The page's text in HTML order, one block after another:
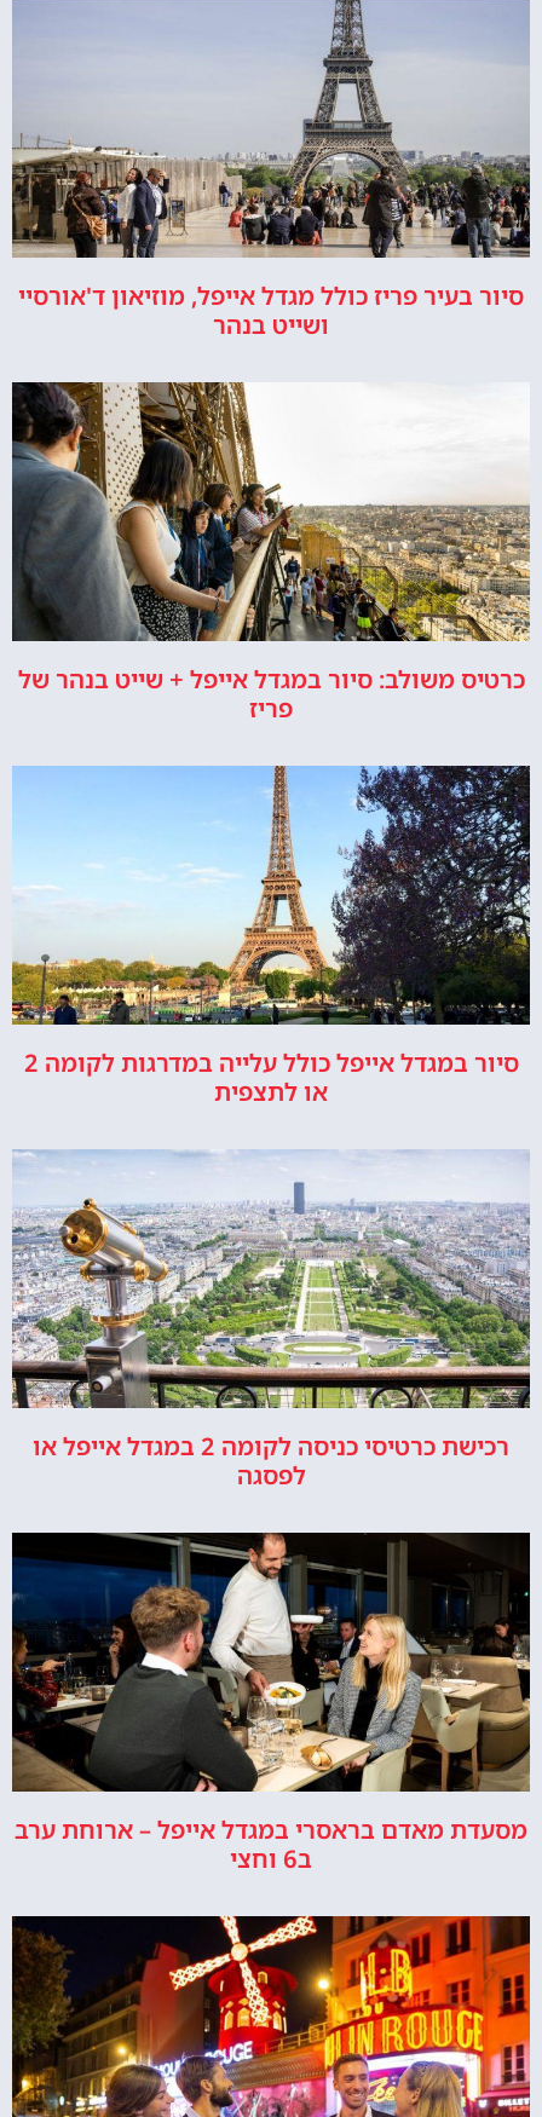
סיור בעיר פריז כולל מגדל אייפל, מוזיאון ד'אורסיי
ושייט בנהר
כרטיס משולב: סיור במגדל אייפל + שייט בנהר של
פריז
סיור במגדל אייפל כולל עלייה במדרגות לקומה 2
או לתצפית
רכישת כרטיסי כניסה לקומה 2 במגדל אייפל או
לפסגה
מסעדת מאדם בראסרי במגדל אייפל – ארוחת ערב
ב6 וחצי